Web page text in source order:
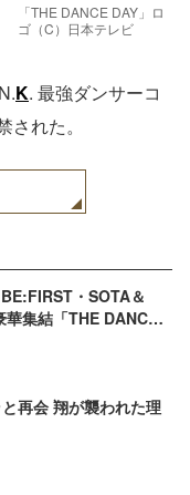
「THE DANCE DAY」ロ
ゴ（C）日本テレビ
K. 最強ダンサーコ
れた。
・SOTA＆
集結「THE DANCE
再会 翔が襲われた理